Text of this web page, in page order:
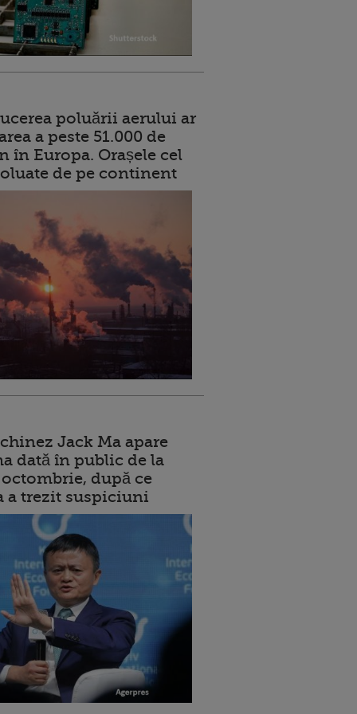
poluării aerului ar
a peste 51.000 de
în Europa. Orașele cel
de pe continent
Jack Ma apare
dată în public de la
după ce
a trezit suspiciuni